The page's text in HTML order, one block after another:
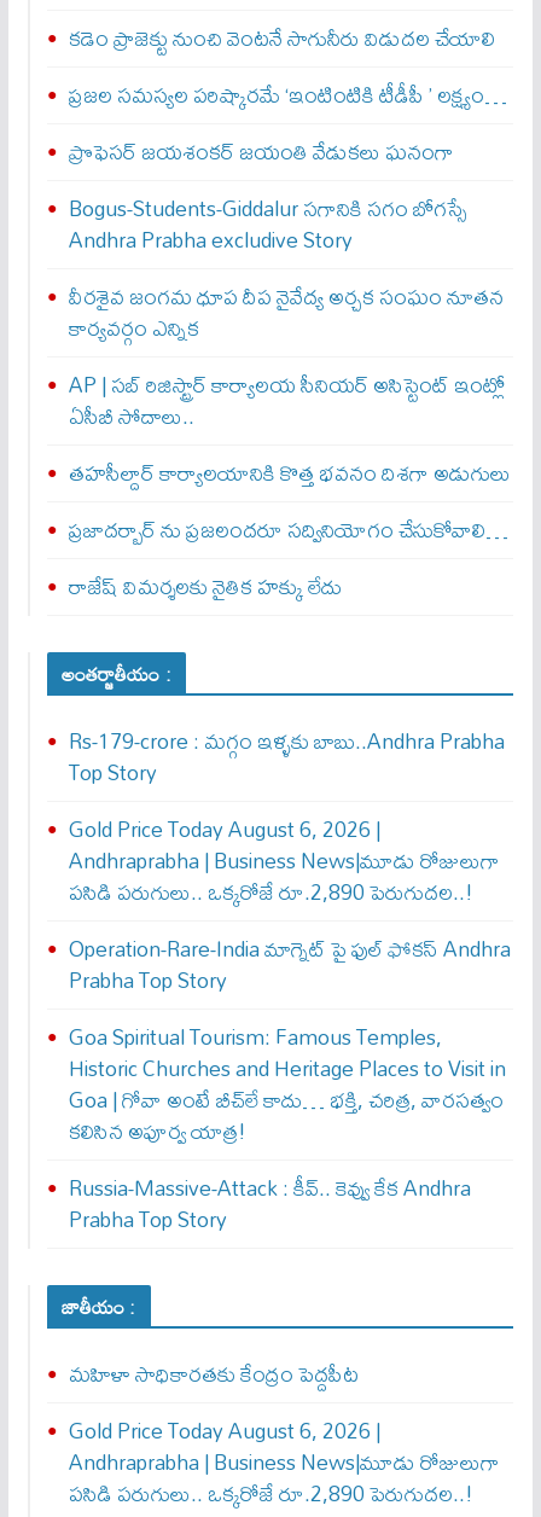
కడెం ప్రాజెక్టు నుంచి వెంటనే సాగునీరు విడుదల చేయాలి
ప్రజల సమస్యల పరిష్కారమే ‘ఇంటింటికి టీడీపీ ’ లక్ష్యం…
ప్రొఫెసర్ జయశంకర్ జయంతి వేడుకలు ఘనంగా
Bogus-Students-Giddalur సగానికి సగం బోగస్సే
Andhra Prabha excludive Story
వీరశైవ జంగమ ధూప దీప నైవేద్య అర్చక సంఘం నూతన
కార్యవర్గం ఎన్నిక
AP | సబ్‌ రిజిస్ట్రార్‌ కార్యాలయ సీనియర్‌ అసిస్టెంట్‌ ఇంట్లో
ఏసీబీ సోదాలు..
తహసీల్దార్ కార్యాలయానికి కొత్త భవనం దిశగా అడుగులు
ప్రజాదర్బార్ ను ప్రజలందరూ సద్వినియోగం చేసుకోవాలి…
రాజేష్ విమర్శలకు నైతిక హక్కు లేదు
అంతర్జాతీయం :
Rs-179-crore : మ‌గ్గం ఇళ్ళ‌కు బాబు..Andhra Prabha
Top Story
Gold Price Today August 6, 2026 |
Andhraprabha | Business News|మూడు రోజులుగా
పసిడి పరుగులు.. ఒక్కరోజే రూ.2,890 పెరుగుద‌ల‌..!
Operation-Rare-India మాగ్నెట్ పై ఫుల్ ఫోక‌స్ Andhra
Prabha Top Story
Goa Spiritual Tourism: Famous Temples,
Historic Churches and Heritage Places to Visit in
Goa | గోవా అంటే బీచ్‌లే కాదు… భక్తి, చరిత్ర, వారసత్వం
కలిసిన అపూర్వ యాత్ర!
Russia-Massive-Attack : కీవ్‌.. కెవ్వు కేక‌ Andhra
Prabha Top Story
జాతీయం :
మహిళా సాధికారతకు కేంద్రం పెద్దపీట
Gold Price Today August 6, 2026 |
Andhraprabha | Business News|మూడు రోజులుగా
పసిడి పరుగులు.. ఒక్కరోజే రూ.2,890 పెరుగుద‌ల‌..!